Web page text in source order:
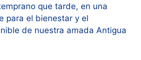
que tarde, en una
para el bienestar y el
de nuestra amada Antigua